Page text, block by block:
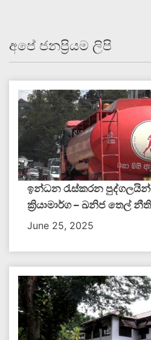
අපේ ජනප්‍රියම ලිපි
ඉන්ධන රැස්කරන
ක්‍රියාමාර්ග – ඛනිජ තෙල්
June 25, 2025